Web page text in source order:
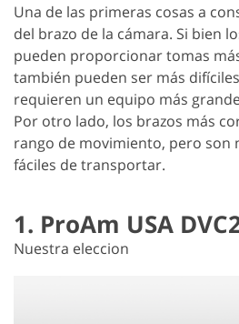
Una de las primeras cosas a
del brazo de la cámara. Si bien
pueden proporcionar tomas
también pueden ser más
requieren un equipo más
Por otro lado, los brazos más
rango de movimiento, pero son
fáciles de transportar.
1. ProAm USA
Nuestra eleccion